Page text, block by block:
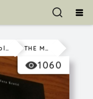
Arheologija THE MAGIC OF AMBER
1060